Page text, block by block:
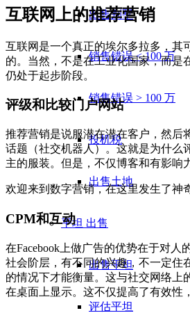
出售别墅
销售错误 < 100 万
销售错误 > 100 万
投机税
出售土地
平坦 出售
出售平坦
评估平坦
互联网上的推荐营销
互联网是一个真正的埃尔多拉多，其
的。当然，不是在工业化国家，而是
仍处于起步阶段。
评级和比较门户网站
推荐营销是说服潜在潜在客户，然后
话题（社交机器人）。这就是为什么
主的服装。但是，不仅博客和有影响
欢迎来到数字营销，在这里发生了神
CPM和互动
在Facebook上做广告的优势在于对
社会阶层，有不同的兴趣，不一定住
的情况下才能衡量。这与社交网络上
在桌面上显示。这不仅提高了有效性